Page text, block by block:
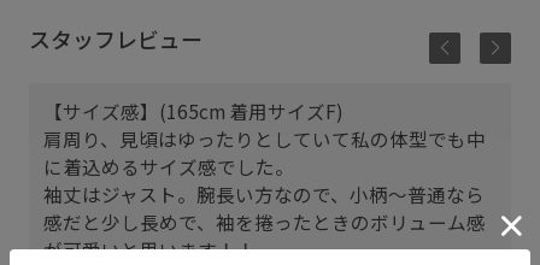
スタッフレビュー
【サイズ感】(165cm 着用サイズF)
肩周り、見頃はゆったりとしていて私の体型でも中
に着込めるサイズ感でした。
袖丈はジャスト。腕長い方なので、小柄〜普通なら
感だと少し長めで、袖を捲ったときのボリューム感
が可愛いと思います！！